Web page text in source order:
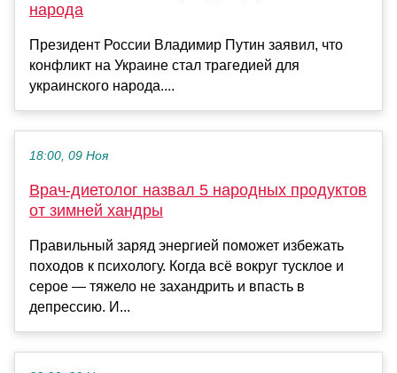
народа
Президент России Владимир Путин заявил, что
конфликт на Украине стал трагедией для
украинского народа....
18:00, 09 Ноя
Врач-диетолог назвал 5 народных продуктов
от зимней хандры
Правильный заряд энергией поможет избежать
походов к психологу. Когда всё вокруг тусклое и
серое — тяжело не захандрить и впасть в
депрессию. И...